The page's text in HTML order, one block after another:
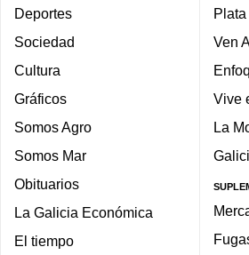
Deportes
Sociedad
Cultura
Gráficos
Somos Agro
Somos Mar
Obituarios
La Galicia Económica
El tiempo
Ven
Vive
La